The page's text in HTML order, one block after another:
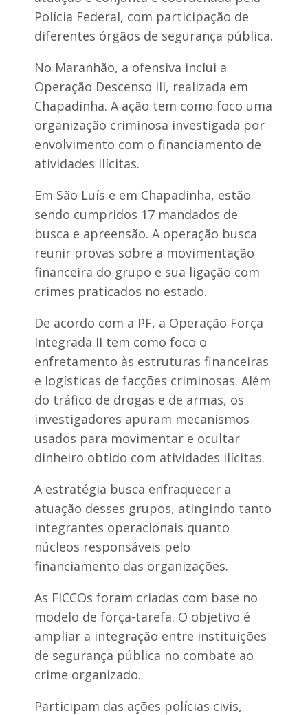
Polícia Federal, com participação de
diferentes órgãos de segurança pública.
No Maranhão, a ofensiva inclui a
Operação Descenso III, realizada em
Chapadinha. A ação tem como foco uma
organização criminosa investigada por
envolvimento com o financiamento de
atividades ilícitas.
Em São Luís e em Chapadinha, estão
sendo cumpridos 17 mandados de
busca e apreensão. A operação busca
reunir provas sobre a movimentação
financeira do grupo e sua ligação com
crimes praticados no estado.
De acordo com a PF, a Operação Força
Integrada II tem como foco o
enfretamento às estruturas financeiras
e logísticas de facções criminosas. Além
do tráfico de drogas e de armas, os
investigadores apuram mecanismos
usados para movimentar e ocultar
dinheiro obtido com atividades ilícitas.
A estratégia busca enfraquecer a
atuação desses grupos, atingindo tanto
integrantes operacionais quanto
núcleos responsáveis pelo
financiamento das organizações.
As FICCOs foram criadas com base no
modelo de força-tarefa. O objetivo é
ampliar a integração entre instituições
de segurança pública no combate ao
crime organizado.
Participam das ações polícias civis,